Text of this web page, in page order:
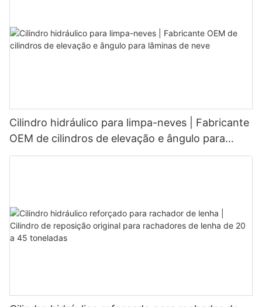
Cilindro hidráulico para limpa-neves | Fabricante
OEM de cilindros de elevação e ângulo para
lâminas de neve